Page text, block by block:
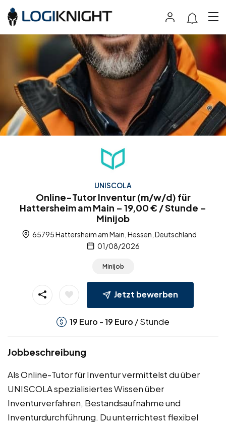
UNISCOLA
Online-Tutor Inventur (m/w/d) für
Hattersheim am Main – 19,00 € / Stunde –
Minijob
65795 Hattersheim am Main, Hessen, Deutschland
01/08/2026
Minijob
Jetzt bewerben
19 Euro -19 Euro / Stunde
Jobbeschreibung
Als Online-Tutor für Inventur vermittelst du über
UNISCOLA spezialisiertes Wissen über
Inventurverfahren, Bestandsaufnahme und
Inventurdurchführung. Du unterrichtest flexibel